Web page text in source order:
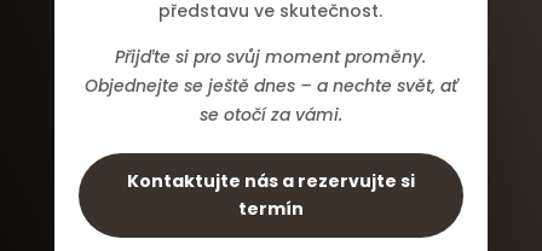
představu ve skutečnost.
Přijďte si pro svůj moment proměny.
Objednejte se ještě dnes – a nechte svět, ať
se otočí za vámi.
Kontaktujte nás a rezervujte si
termín